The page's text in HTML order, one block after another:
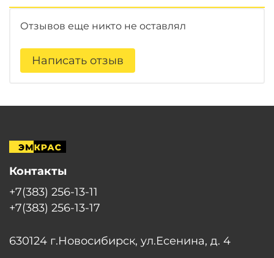
Отзывов еще никто не оставлял
Написать отзыв
Контакты
+7(383) 256-13-11
+7(383) 256-13-17
630124 г.Новосибирск, ул.Есенина, д. 4